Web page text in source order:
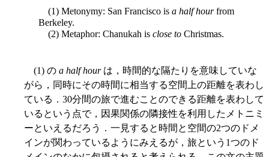
(1) Metonymy: San Francisco is a half hourfrom
Berkeley.
(2) Metaphor: Chanukah is close to Christmas.
(1) の a half hourは，時間的な隔たりを意味していな
がら，同時にその時間に相当する空間上の距離を表わし
ている．30分間の旅で進むことのできる距離を表わして
いるという点で，因果関係の隣接性を利用したメトニミ
ーといえるだろう．一見すると時間と空間の2つのドメ
インが関わっているようにみえるが，旅という1つのド